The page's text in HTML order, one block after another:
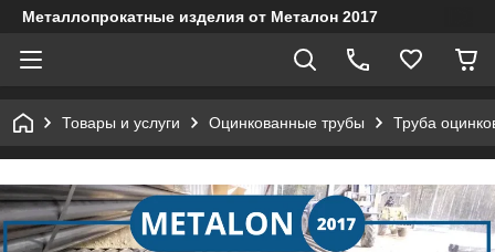
Металлопрокатные изделия от Металон 2017
Товары и услуги Оцинкованные трубы Труба